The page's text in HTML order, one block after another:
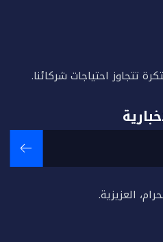
تتجاوز احتياجات شركائنا.
العزيزية.